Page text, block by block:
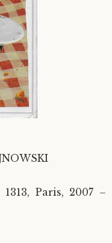
Paris, 2007 –